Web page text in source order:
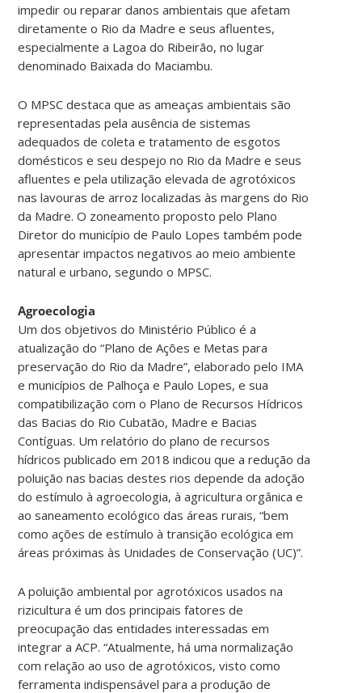
impedir ou reparar danos ambientais que afetam
diretamente o Rio da Madre e seus afluentes,
especialmente a Lagoa do Ribeirão, no lugar
denominado Baixada do Maciambu.
O MPSC destaca que as ameaças ambientais são
representadas pela ausência de sistemas
adequados de coleta e tratamento de esgotos
domésticos e seu despejo no Rio da Madre e seus
afluentes e pela utilização elevada de agrotóxicos
nas lavouras de arroz localizadas às margens do Rio
da Madre. O zoneamento proposto pelo Plano
Diretor do município de Paulo Lopes também pode
apresentar impactos negativos ao meio ambiente
natural e urbano, segundo o MPSC.
Agroecologia
Um dos objetivos do Ministério Público é a
atualização do “Plano de Ações e Metas para
preservação do Rio da Madre”, elaborado pelo IMA
e municípios de Palhoça e Paulo Lopes, e sua
compatibilização com o Plano de Recursos Hídricos
das Bacias do Rio Cubatão, Madre e Bacias
Contíguas. Um relatório do plano de recursos
hídricos publicado em 2018 indicou que a redução da
poluição nas bacias destes rios depende da adoção
do estímulo à agroecologia, à agricultura orgânica e
ao saneamento ecológico das áreas rurais, “bem
como ações de estímulo à transição ecológica em
áreas próximas às Unidades de Conservação (UC)”.
A poluição ambiental por agrotóxicos usados na
rizicultura é um dos principais fatores de
preocupação das entidades interessadas em
integrar a ACP. “Atualmente, há uma normalização
com relação ao uso de agrotóxicos, visto como
ferramenta indispensável para a produção de